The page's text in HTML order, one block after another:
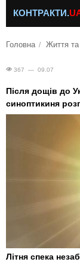
КОНТРАКТИ.
Головна Життя
367 — 09.07
Після дощів до
синоптикиня
Літня спека